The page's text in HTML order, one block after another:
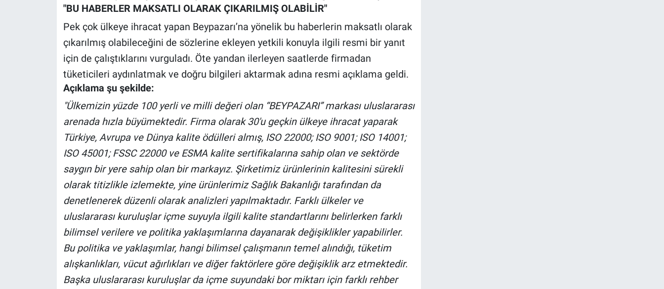
"BU HABERLER MAKSATLI OLARAK ÇIKARILMIŞ OLABİLİR"
Pek çok ülkeye ihracat yapan Beypazarı’na yönelik bu haberlerin maksatlı olarak
çıkarılmış olabileceğini de sözlerine ekleyen yetkili konuyla ilgili resmi bir yanıt
için de çalıştıklarını vurguladı. Öte yandan ilerleyen saatlerde firmadan
tüketicileri aydınlatmak ve doğru bilgileri aktarmak adına resmi açıklama geldi.
Açıklama şu şekilde:
"Ülkemizin yüzde 100 yerli ve milli değeri olan “BEYPAZARI” markası uluslararası
arenada hızla büyümektedir. Firma olarak 30'u geçkin ülkeye ihracat yaparak
Türkiye, Avrupa ve Dünya kalite ödülleri almış, ISO 22000; ISO 9001; ISO 14001;
ISO 45001; FSSC 22000 ve ESMA kalite sertifikalarına sahip olan ve sektörde
saygın bir yere sahip olan bir markayız. Şirketimiz ürünlerinin kalitesini sürekli
olarak titizlikle izlemekte, yine ürünlerimiz Sağlık Bakanlığı tarafından da
denetlenerek düzenli olarak analizleri yapılmaktadır. Farklı ülkeler ve
uluslararası kuruluşlar içme suyuyla ilgili kalite standartlarını belirlerken farklı
bilimsel verilere ve politika yaklaşımlarına dayanarak değişiklikler yapabilirler.
Bu politika ve yaklaşımlar, hangi bilimsel çalışmanın temel alındığı, tüketim
alışkanlıkları, vücut ağırlıkları ve diğer faktörlere göre değişiklik arz etmektedir.
Başka uluslararası kuruluşlar da içme suyundaki bor miktarı için farklı rehber
Yerel Yaşam
Canlı Yayın